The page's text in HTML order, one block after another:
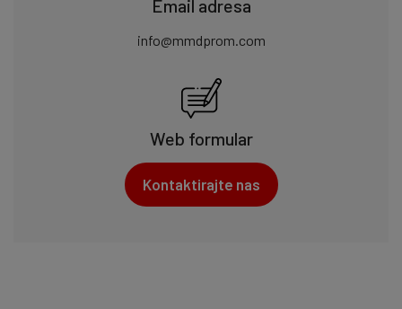
Email adresa
info@mmdprom.com
Web formular
Kontaktirajte nas